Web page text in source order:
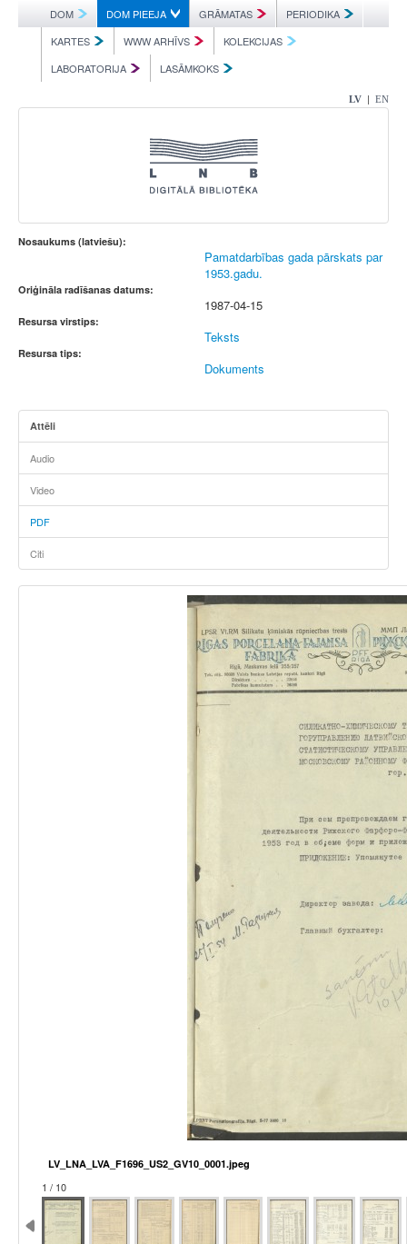
DOM DOM PIEEJA GRĀMATAS
PERIODIKA
KARTES
WWW ARHĪVS
KOLEKCIJAS
LABORATORIJA
LASĀMKOKS
LV | EN
Nosaukums (latviešu):
Pamatdarbības gada pārskats par
1953.gadu.
Oriģināla radīšanas datums:
1987-04-15
Resursa virstips:
Teksts
Resursa tips:
Dokuments
Attēli
Audio
Video
PDF
Citi
LV_LNA_LVA_F1696_US2_GV10_0001.jpeg
1 / 10